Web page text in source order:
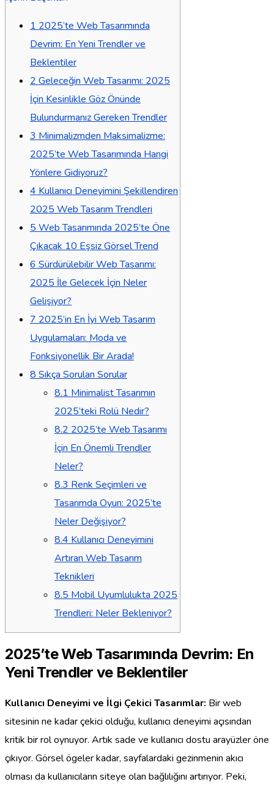
1 2025’te Web Tasarımında
Devrim: En Yeni Trendler ve
Beklentiler
2 Geleceğin Web Tasarımı: 2025
İçin Kesinlikle Göz Önünde
Bulundurmanız Gereken Trendler
3 Minimalizmden Maksimalizme:
2025’te Web Tasarımında Hangi
Yönlere Gidiyoruz?
4 Kullanıcı Deneyimini Şekillendiren
2025 Web Tasarım Trendleri
5 Web Tasarımında 2025’te Öne
Çıkacak 10 Eşsiz Görsel Trend
6 Sürdürülebilir Web Tasarımı:
2025 İle Gelecek İçin Neler
Gelişiyor?
7 2025’in En İyi Web Tasarım
Uygulamaları: Moda ve
Fonksiyonellik Bir Arada!
8 Sıkça Sorulan Sorular
8.1 Minimalist Tasarımın
2025’teki Rolü Nedir?
8.2 2025’te Web Tasarımı
İçin En Önemli Trendler
Neler?
8.3 Renk Seçimleri ve
Tasarımda Oyun: 2025’te
Neler Değişiyor?
8.4 Kullanıcı Deneyimini
Artıran Web Tasarım
Teknikleri
8.5 Mobil Uyumlulukta 2025
Trendleri: Neler Bekleniyor?
2025’te Web Tasarımında Devrim: En
Yeni Trendler ve Beklentiler
Kullanıcı Deneyimi ve İlgi Çekici Tasarımlar: Bir web
sitesinin ne kadar çekici olduğu, kullanıcı deneyimi açısından
kritik bir rol oynuyor. Artık sade ve kullanıcı dostu arayüzler öne
çıkıyor. Görsel ögeler kadar, sayfalardaki gezinmenin akıcı
olması da kullanıcıların siteye olan bağlılığını artırıyor. Peki,